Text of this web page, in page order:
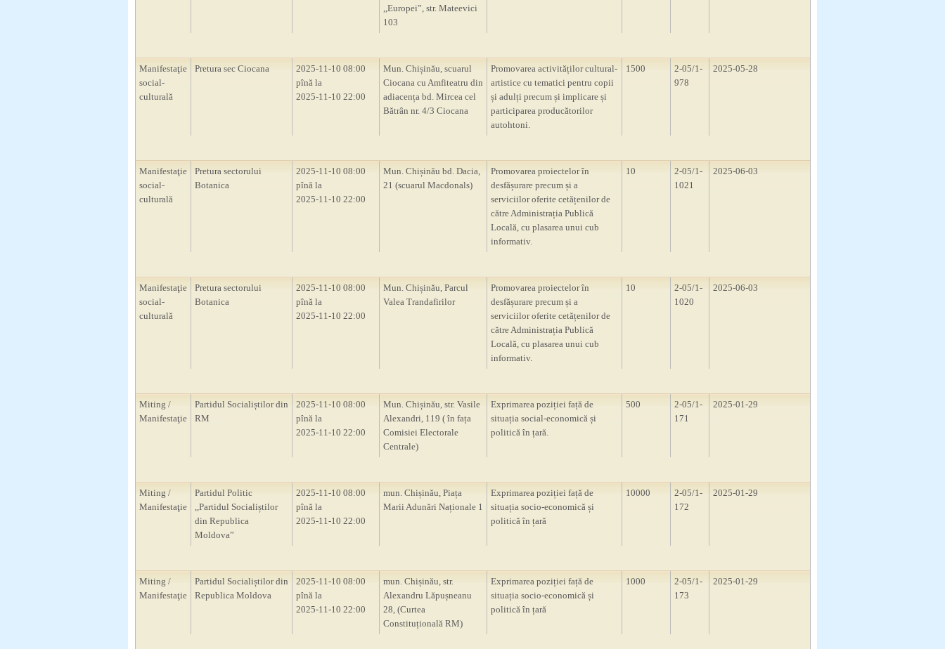
,,Europei”, str. Mateevici
103
Manifestaţie
social-
culturală
Pretura sec Ciocana
2025-11-10 08:00
pînă la
2025-11-10 22:00
Mun. Chișinău, scuarul
Ciocana cu Amfiteatru din
adiacența bd. Mircea cel
Bătrân nr. 4/3 Ciocana
Promovarea activităților cultural-
artistice cu tematici pentru copii
și adulți precum și implicare și
participarea producătorilor
autohtoni.
1500
2-05/1-
978
2025-05-28
Manifestaţie
social-
culturală
Pretura sectorului
Botanica
2025-11-10 08:00
pînă la
2025-11-10 22:00
Mun. Chișinău bd. Dacia,
21 (scuarul Macdonals)
Promovarea proiectelor în
desfășurare precum și a
serviciilor oferite cetățenilor de
către Administrația Publică
Locală, cu plasarea unui cub
informativ.
10
2-05/1-
1021
2025-06-03
Manifestaţie
social-
culturală
Pretura sectorului
Botanica
2025-11-10 08:00
pînă la
2025-11-10 22:00
Mun. Chișinău, Parcul
Valea Trandafirilor
Promovarea proiectelor în
desfășurare precum și a
serviciilor oferite cetățenilor de
către Administrația Publică
Locală, cu plasarea unui cub
informativ.
10
2-05/1-
1020
2025-06-03
Miting /
Manifestaţie
Partidul Socialiștilor din
RM
2025-11-10 08:00
pînă la
2025-11-10 22:00
Mun. Chișinău, str. Vasile
Alexandri, 119 ( în fața
Comisiei Electorale
Centrale)
Exprimarea poziției față de
situația social-economică și
politică în țară.
500
2-05/1-
171
2025-01-29
Miting /
Manifestaţie
Partidul Politic
,,Partidul Socialiștilor
din Republica
Moldova”
2025-11-10 08:00
pînă la
2025-11-10 22:00
mun. Chișinău, Piața
Marii Adunări Naționale 1
Exprimarea poziției față de
situația socio-economică și
politică în țară
10000
2-05/1-
172
2025-01-29
Miting /
Manifestaţie
Partidul Socialiștilor din
Republica Moldova
2025-11-10 08:00
pînă la
2025-11-10 22:00
mun. Chișinău, str.
Alexandru Lăpușneanu
28, (Curtea
Constituțională RM)
Exprimarea poziției față de
situația socio-economică și
politică în țară
1000
2-05/1-
173
2025-01-29